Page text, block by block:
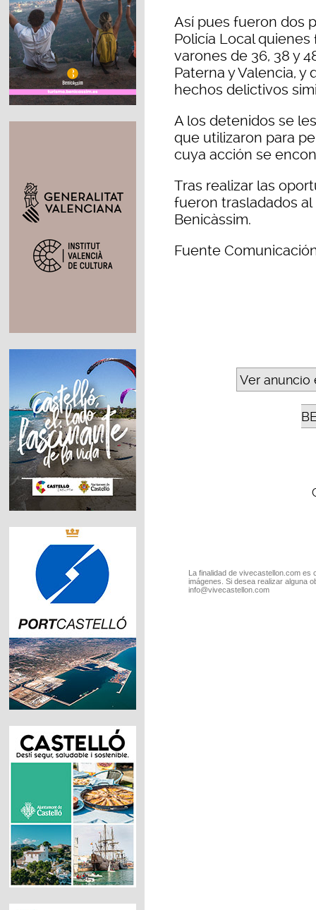
Así pues fueron dos
Policía Local
varones de 36, 38 y
Paterna y Valencia,
hechos delictivos
A los detenidos se
que utilizaron para
cuya acción se
Tras realizar las
fueron trasladados al
Benicàssim.
Fuente
Ver anuncio
La finalidad de vivecastellon.com
imágenes. Si desea realizar alguna
info@vivecastellon.com